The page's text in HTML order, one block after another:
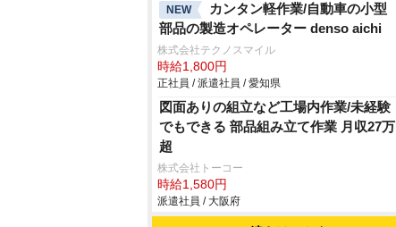
NEW
カンタン軽作業/自動車の小型
部品の製造オペレーター denso aichi
株式会社テクノスマイル
時給1,800円
正社員 / 派遣社員 / 愛知県
図面ありの組立など工場内作業/未経験
でもできる 部品組み立て作業 月収27万
超
株式会社トーコー
時給1,580円
派遣社員 / 大阪府